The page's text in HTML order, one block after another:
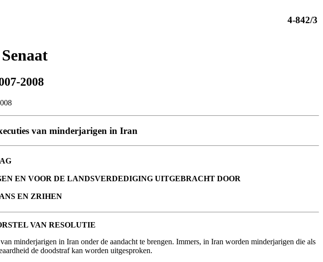
4-842/3
2008
van minderjarigen in Iran
EN VOOR DE LANDSVERDEDIGING UITGEBRACHT DOOR
EN ZRIHEN
VAN RESOLUTIE
minderjarigen in Iran onder de aandacht te brengen. Immers, in Iran worden minderjarigen die als
de doodstraf kan worden uitgesproken.